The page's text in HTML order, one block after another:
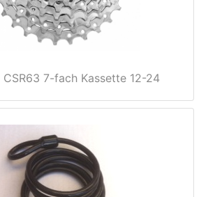
CSR63 7-fach Kassette 12-24